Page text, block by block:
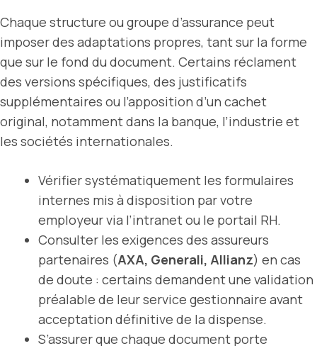
Chaque structure ou groupe d’assurance peut
imposer des adaptations propres, tant sur la forme
que sur le fond du document. Certains réclament
des versions spécifiques, des justificatifs
supplémentaires ou l’apposition d’un cachet
original, notamment dans la banque, l’industrie et
les sociétés internationales.
Vérifier systématiquement les formulaires
internes mis à disposition par votre
employeur via l’intranet ou le portail RH.
Consulter les exigences des assureurs
partenaires (AXA, Generali, Allianz) en cas
de doute : certains demandent une validation
préalable de leur service gestionnaire avant
acceptation définitive de la dispense.
S’assurer que chaque document porte